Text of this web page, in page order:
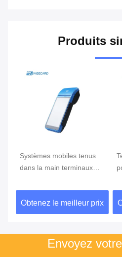
Produits
Systèmes mobiles tenus
dans la main terminaux
position du BORD GPRS
5800mAh de position de
NFC de FBI
Obtenez le meilleur prix
Envoyez